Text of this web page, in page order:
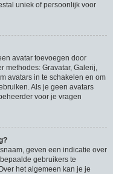
uniek of persoonlijk voor
avatar toevoegen door
methodes: Gravatar, Galerij,
avatars in te schakelen en om
Als je geen avatars
voor je vragen
geven een indicatie over
gebruikers te
het algemeen kan je je